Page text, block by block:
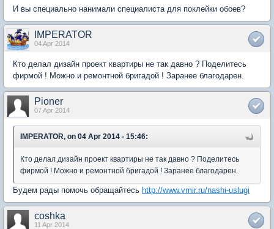
И вы специально нанимали специалиста для поклейки обоев?
IMPERATOR
04 Apr 2014
Кто делал дизайн проект квартиры не так давно ? Поделитесь
фирмой ! Можно и ремонтной бригадой ! Заранее благодарен.
Pioner
07 Apr 2014
IMPERATOR, on 04 Apr 2014 - 15:46:
Кто делал дизайн проект квартиры не так давно ? Поделитесь
фирмой ! Можно и ремонтной бригадой ! Заранее благодарен.
Будем рады помочь обращайтесь http://www.vmir.ru/nashi-uslugi
coshka
11 Apr 2014